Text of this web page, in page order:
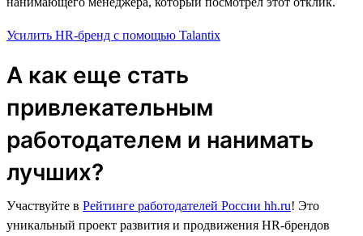
Усилить HR-бренд с помощью Talantix
А как еще стать
привлекательным
работодателем и нанимать
лучших?
Участвуйте в Рейтинге работодателей России hh.ru! Это
уникальный проект развития и продвижения HR-брендов